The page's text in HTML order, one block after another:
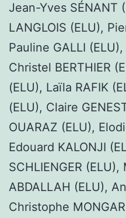
Jean-Yves SÉNANT
LANGLOIS (ELU),
Pauline GALLI
Christel BERTHIER
(ELU), Laïla RAFIK
(ELU), Claire
OUARAZ (ELU),
Edouard KALONJI
SCHLIENGER (ELU),
ABDALLAH (ELU),
Christophe